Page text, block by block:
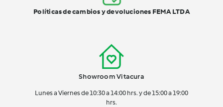
Showroom Vitacura
Lunes a Viernes de 10:30 a 14:00 hrs. y de 15:00 a 19:00
hrs.
Políticas de cambios y devoluciones FEMA LTDA